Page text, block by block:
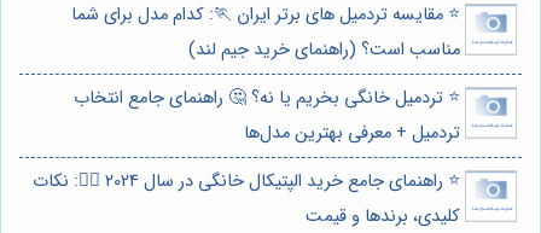
⭐️ مقایسه تردمیل های برتر ایران 🏃: کدام مدل برای شما
مناسب است؟ (راهنمای خرید جیم لند)
⭐️ تردمیل خانگی بخریم یا نه؟ 🤔 راهنمای جامع انتخاب
تردمیل + معرفی بهترین مدل‌ها
⭐️ راهنمای جامع خرید الپتیکال خانگی در سال 2024 🏃‍♀️: نکات
کلیدی، برندها و قیمت